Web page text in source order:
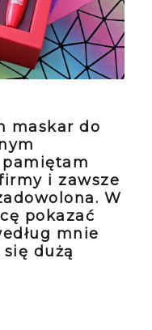
maskar do
i zawsze
W
pokazać
mnie
dużą